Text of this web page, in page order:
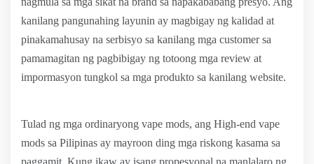
kanilang pangunahing layunin ay magbigay ng kalidad at
pinakamahusay na serbisyo sa kanilang mga customer sa
pamamagitan ng pagbibigay ng totoong mga review at
impormasyon tungkol sa mga produkto sa kanilang website.
Tulad ng mga ordinaryong vape mods, ang High-end vape
mods sa Pilipinas ay mayroon ding mga riskong kasama sa
paggamit. Kung ikaw ay isang propesyonal na manlalaro ng